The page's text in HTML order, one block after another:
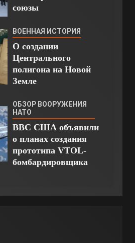
союзы
ВОЕННАЯ ИСТОРИЯ
О создании
Центрального
полигона на Новой
Земле
ОБЗОР ВООРУЖЕНИЯ
НАТО
ВВС США объявили
о планах создания
прототипа VTOL-
бомбардировщика